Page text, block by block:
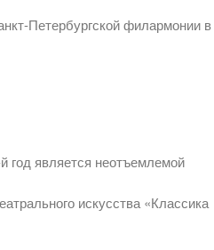
Петербургской филармонии в
год является неотъемлемой
искусства «Классика